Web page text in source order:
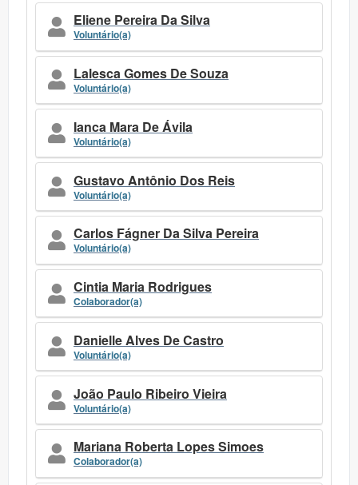
Eliene Pereira Da Silva
Voluntário(a)
Lalesca Gomes De Souza
Voluntário(a)
Ianca Mara De Ávila
Voluntário(a)
Gustavo Antônio Dos Reis
Voluntário(a)
Carlos Fágner Da Silva Pereira
Voluntário(a)
Cintia Maria Rodrigues
Colaborador(a)
Danielle Alves De Castro
Voluntário(a)
João Paulo Ribeiro Vieira
Voluntário(a)
Mariana Roberta Lopes Simoes
Colaborador(a)